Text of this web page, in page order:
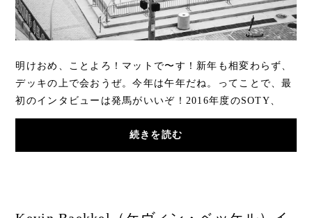
明けおめ、ことよろ！マットで〜す！新年も相変わらず、
デッキの上で会おうぜ。今年は午年だね。ってことで、最
初のインタビューは発馬がいいぞ！2016年度のSOTY、
Vansのシグネチャーモデルを持つ達人、レールと...
続きを読む